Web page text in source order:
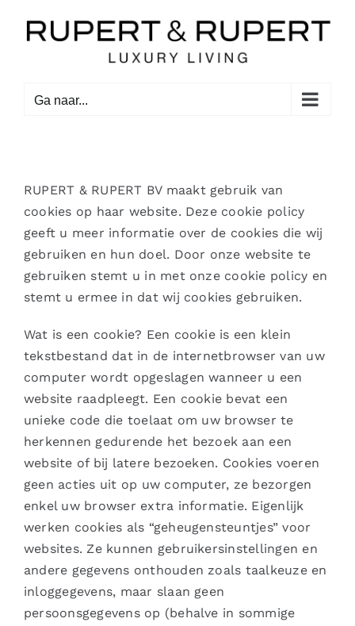
Ga naar...
RUPERT & RUPERT BV maakt gebruik van
cookies op haar website. Deze cookie policy
geeft u meer informatie over de cookies die wij
gebruiken en hun doel. Door onze website te
gebruiken stemt u in met onze cookie policy en
stemt u ermee in dat wij cookies gebruiken.
Wat is een cookie? Een cookie is een klein
tekstbestand dat in de internetbrowser van uw
computer wordt opgeslagen wanneer u een
website raadpleegt. Een cookie bevat een
unieke code die toelaat om uw browser te
herkennen gedurende het bezoek aan een
website of bij latere bezoeken. Cookies voeren
geen acties uit op uw computer, ze bezorgen
enkel uw browser extra informatie. Eigenlijk
werken cookies als “geheugensteuntjes” voor
websites. Ze kunnen gebruikersinstellingen en
andere gegevens onthouden zoals taalkeuze en
inloggegevens, maar slaan geen
persoonsgegevens op (behalve in sommige